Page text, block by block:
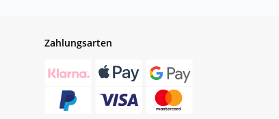
Zahlungsarten